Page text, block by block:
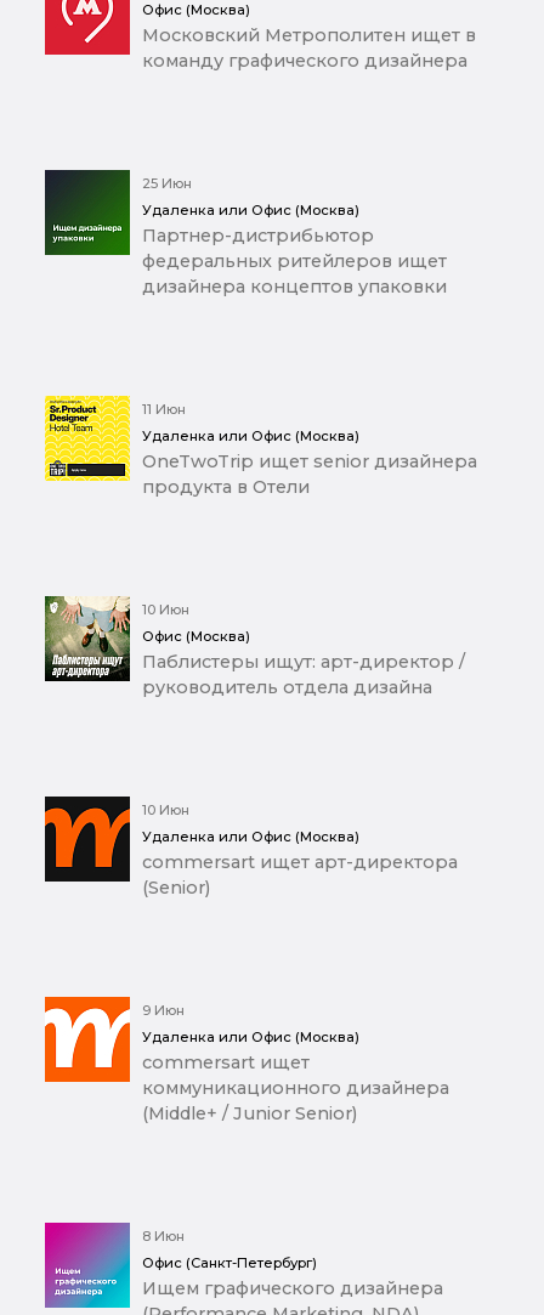
Офис (Москва)
Московский Метрополитен ищет в
команду графического дизайнера
25 Июн
Удаленка или Офис (Москва)
Партнер-дистрибьютор
федеральных ритейлеров ищет
дизайнера концептов упаковки
11 Июн
Удаленка или Офис (Москва)
OneTwoTrip ищет senior дизайнера
продукта в Отели
10 Июн
Офис (Москва)
Паблистеры ищут: арт-директор /
руководитель отдела дизайна
10 Июн
Удаленка или Офис (Москва)
commersart ищет арт-директора
(Senior)
9 Июн
Удаленка или Офис (Москва)
commersart ищет
коммуникационного дизайнера
(Middle+ / Junior Senior)
8 Июн
Офис (Санкт-Петербург)
Ищем графического дизайнера